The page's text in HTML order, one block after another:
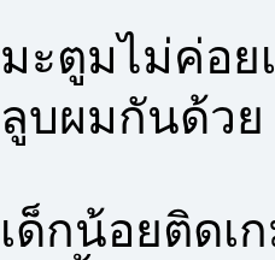
มะตูมไม่ค่อย
ลูบผมกันด้ว
เด็กน้อยติดเ